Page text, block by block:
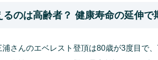
るのは高齢者？ 健康寿命の延伸で
浦さんのエベレスト登頂は80歳が3度目で